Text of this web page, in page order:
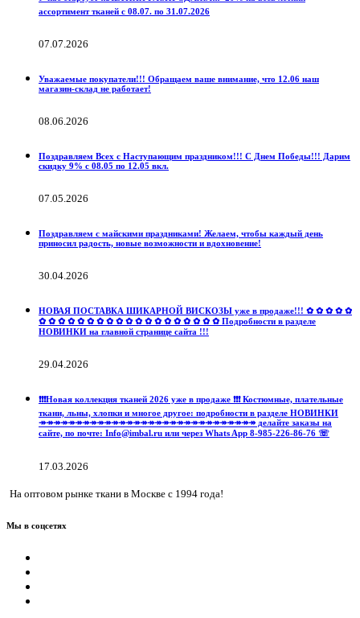
ассортимент тканей с 08.07. по 31.07.2026
07.07.2026
Уважаемые покупатели!!! Обращаем ваше внимание, что 12.06 наш
магазин-склад не работает!
08.06.2026
Поздравляем Всех с Наступающим праздником!!! С Днем Победы!!! Дарим
скидку 9% с 08.05 по 12.05 вкл.
07.05.2026
Поздравляем с майскими праздниками! Желаем, чтобы каждый день
приносил радость, новые возможности и вдохновение!
30.04.2026
НОВАЯ ПОСТАВКА ШИКАРНОЙ ВИСКОЗЫ уже в продаже!!! ✿ ✿ ✿ ✿ ✿
✿ ✿ ✿ ✿ ✿ ✿ ✿ ✿ ✿ ✿ ✿ ✿ ✿ ✿ ✿ ✿ ✿ ✿ ✿ Подробности в разделе
НОВИНКИ на главной странице сайта !!!
29.04.2026
❗️❗️❗️Новая коллекция тканей 2026 уже в продаже ❗️❗️❗️ Костюмные, плательные
ткани, льны, хлопки и многое другое: подробности в разделе НОВИНКИ
↠↠↠↠↠↠↠↠↠↠↠↠↠↠↠↠↠↠↠↠↠↠↠↠↠↠↠↠↠↠ делайте заказы на
сайте, по почте: Info@imbal.ru или через Whats App 8-985-226-86-76 ☏
17.03.2026
На оптовом рынке ткани в Москве с 1994 года!
Мы в соцсетях